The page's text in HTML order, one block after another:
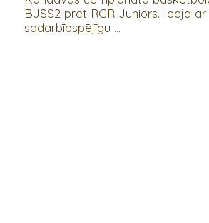
BJSS2 pret RGR Juniors. Ieeja ar
sadarbībspējīgu ...